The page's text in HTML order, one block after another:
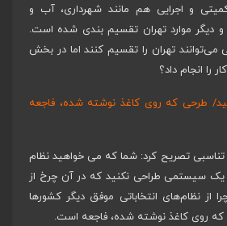
و اجرایی هم مانند شهرداری، آب و
و دیگر موارد تهران تقسیم بندی شده است.
می‌توانند تهران را تقسیم کنند اما در بخش
را انجام داد؟
طرحی که روی کاغذ نوشته شده، فاجعه
تناسبی تصریح کرد: شما که می خواهید نظام
یک سیستمی طراحی نکنید که در آن چرخ از
از نظام‌های انتخاباتی موفق دیگر کشورها
که روی کاغذ نوشته شده، فاجعه است.